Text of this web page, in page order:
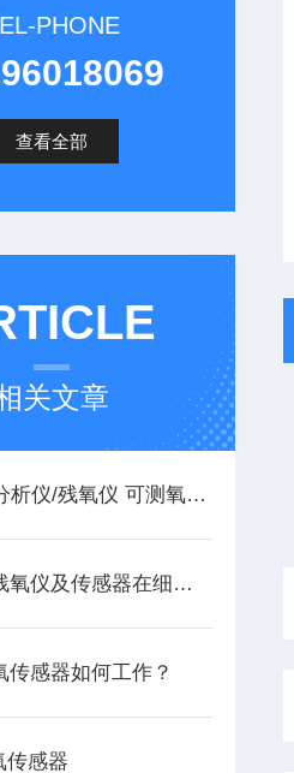
PHONE
查看全部
关文章
多通道氧分析仪/残氧仪 可测氧气,PH(酸碱度）
Presens 残氧仪及传感器在细胞和基因治疗领域的应用
传感器如何工作？
传感器